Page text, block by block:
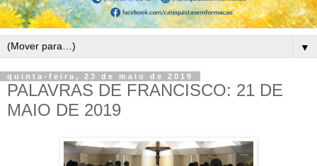
▼
quinta-feira, 23 de maio de 2019
PALAVRAS DE FRANCISCO: 21 DE
MAIO DE 2019